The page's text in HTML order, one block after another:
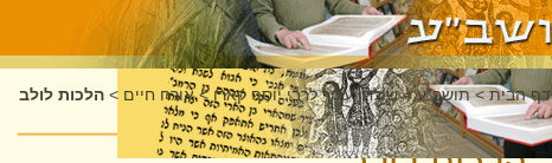
דף הבית >תושב"ע >שולחן ערוך לרבי יוסף קארו >אורח חיים > הלכות לולב